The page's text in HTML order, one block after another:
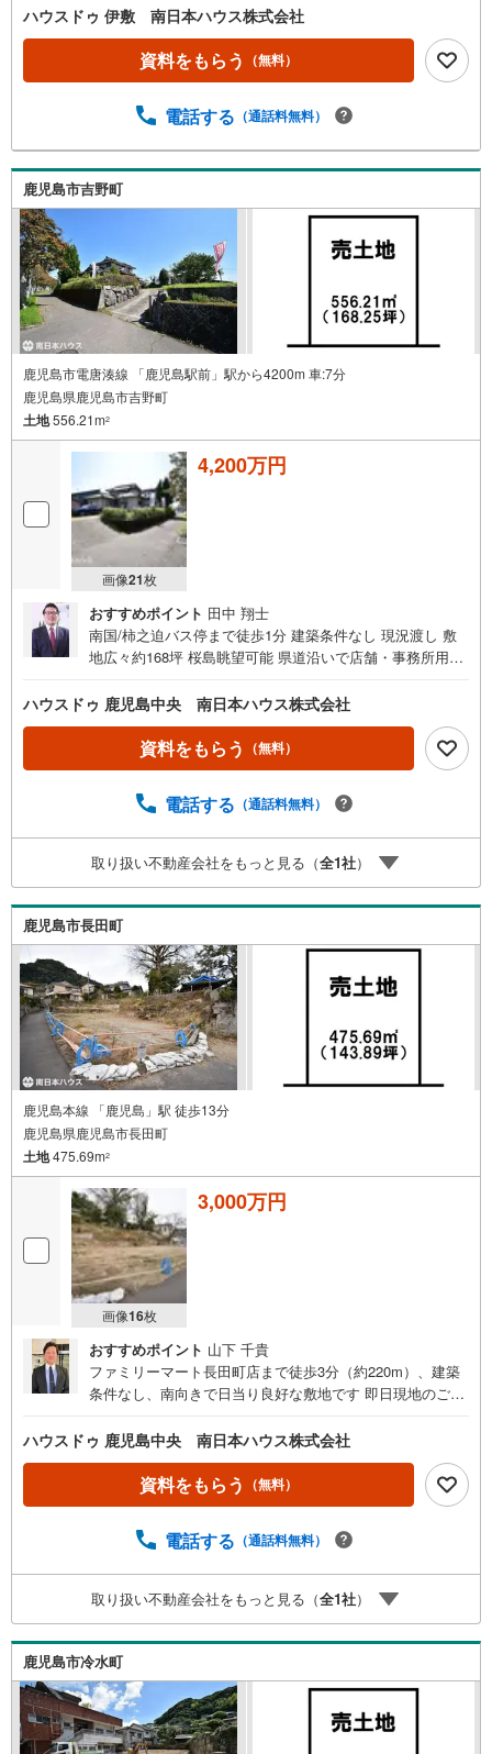
の場合は690万）●イチ押しポイント●・既存建物は解体更
地渡し（現況渡しの場合は690万）・大通り（伊敷団地中央
線沿い）で自宅兼事業としてもいかがでしょうか？●周辺環
境●・西伊敷小学校まで徒歩15分（約1200m）・緑丘中学
徒歩2分（約160m）・ドラッグセイムス 鹿児島西伊敷店ま
で徒歩6分（約460m）・いぶすき歯科まで徒歩6分（約460
m） 買替の方、自己資金の少ない方、勤続年数短い方、自
営業の方住宅ローンにご不安のある方、他社で住宅ローン
ハウスドゥ 伊敷 南日本ハウス株式会社
資料をもらう （無料）
電話する （通話料無料）
鹿児島市吉野町
鹿児島市電唐湊線 「鹿児島駅前」駅から4200m 車:7分
鹿児島県鹿児島市吉野町
土地556.21m2
画像21枚
4,200万円
おすすめポイント 田中 翔士
南国/柿之迫バス停まで徒歩1分 建築条件なし 現況渡し 敷
地広々約168坪 桜島眺望可能 県道沿いで店舗・事務所用地
に ■周辺環境■・セブンイレブン吉野柿之迫店まで徒歩2分
（約90m）・整形外科吉野台クリニックまで徒歩4分（約30
0m）・マクドナルド吉野店まで徒歩5分（約400m）・南日
本銀行吉野支店まで徒歩7分（約550m）・タイヨー吉野店
で徒歩9分（約660m）・大明丘郵便局まで徒歩10分（約78
校まで徒歩30分（約2340m）ご希望があれば近隣の資料を
お持ちいたします 他にもご覧になりたい物件があれば、遠
金計画、お申込みが可能です 売却のご相談・査定も無料で
受付中 お家のことならハウスドゥ鹿児島中央の南日本ハウ
スにお任せ下さい！
ハウスドゥ 鹿児島中央 南日本ハウス株式会社
資料をもらう （無料）
電話する （通話料無料）
取り扱い不動産会社をもっと見る（全1社）
鹿児島市長田町
鹿児島本線 「鹿児島」駅 徒歩13分
鹿児島県鹿児島市長田町
土地475.69m2
画像16枚
3,000万円
おすすめポイント 山下 千貴
ファミリーマート長田町店まで徒歩3分（約220m）、建築
条件なし、南向きで日当り良好な敷地です 即日現地のご案
スの建築のご紹介≫建築プランはお客様のご要望やご予算
に合わせて数種類ございます！【住家～すみか～】【みな
みの家】【よかいえ】【CUBEY】などそれぞれの建築プラ
ンの資料送付も無料で行っております！まずはお気軽にお
ォーム、太陽光発電など住宅のことなら南日本ハウスにお
で徒歩3分（約220m）・南風病院まで徒歩6分（約450
m）・南洲公園まで徒歩7分（約510m）・コスモス下竜尾
で徒歩9分（約680m）・タイヨー 大竜店まで徒歩9分（約7
00m）・長田中学校まで徒歩10分（約750m）・大龍小学校
まで徒歩13分（約1000m）・鹿児島駅まで徒歩13分（約10
30m）
ハウスドゥ 鹿児島中央 南日本ハウス株式会社
資料をもらう （無料）
電話する （通話料無料）
取り扱い不動産会社をもっと見る（全1社）
鹿児島市冷水町